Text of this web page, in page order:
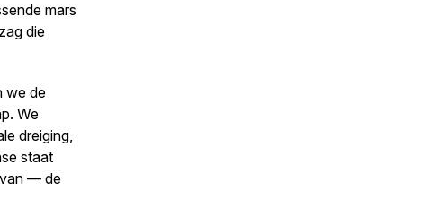
mars
die
we de
We
dreiging,
staat
— de